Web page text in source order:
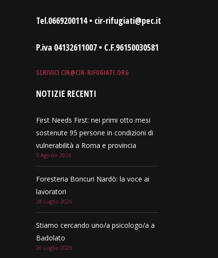
Tel.0669200114 • cir-rifugiati@pec.it
P.iva 04132611007 • C.F.96150030581
SCRIVICI CIR@CIR-RIFUGIATI.ORG
NOTIZIE RECENTI
First Needs First: nei primi otto mesi
sostenute 95 persone in condizioni di
vulnerabilità a Roma e provincia
5 Agosto 2026
Foresteria Boncuri Nardò: la voce ai
lavoratori
28 Luglio 2026
Stiamo cercando uno/a psicologo/a a
Badolato
20 Luglio 2026